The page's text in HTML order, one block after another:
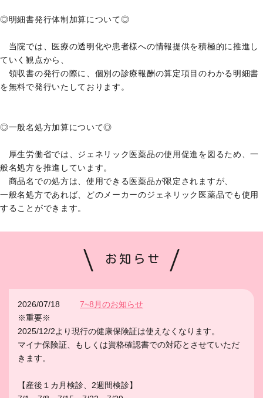
◎明細書発行体制加算について◎
当院では、医療の透明化や患者様への情報提供を積極的に推進し
ていく観点から、
領収書の発行の際に、個別の診療報酬の算定項目のわかる明細書
を無料で発行いたしております。
◎一般名処方加算について◎
厚生労働省では、ジェネリック医薬品の使用促進を図るため、一
般名処方を推進しています。
商品名での処方は、使用できる医薬品が限定されますが、
一般名処方であれば、どのメーカーのジェネリック医薬品でも使用
することができます。
お知らせ
2026/07/18
7~8月のお知らせ
※重要※
2025/12/2より現行の健康保険証は使えなくなります。
マイナ保険証、もしくは資格確認書での対応とさせていただ
きます。
【産後１カ月検診、2週間検診】